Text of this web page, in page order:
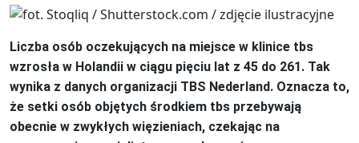
Liczba osób oczekujących na miejsce w klinice tbs
wzrosła w Holandii w ciągu pięciu lat z 45 do 261. Tak
wynika z danych organizacji TBS Nederland. Oznacza to,
że setki osób objętych środkiem tbs przebywają
obecnie w zwykłych więzieniach, czekając na